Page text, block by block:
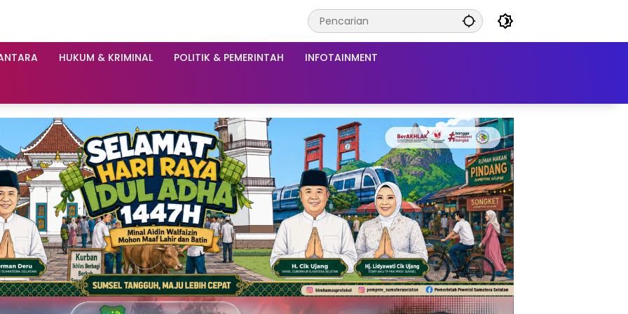
HUKUM & KRIMINAL POLITIK & PEMERINTAH INFOTAINMENT